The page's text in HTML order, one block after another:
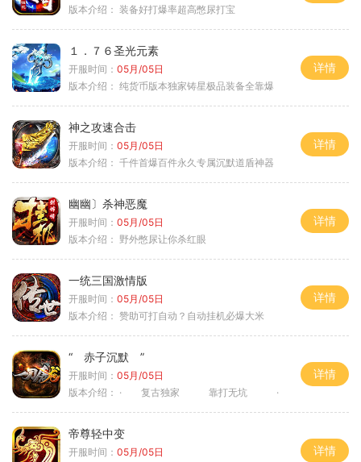
版本介绍： 装备好打爆率超高憋尿打宝
１．７６圣光元素
开服时间： 05月/05日
版本介绍： 纯货币版本独家铸星极品装备全靠爆
详情
神之攻速合击
开服时间： 05月/05日
版本介绍： 千件首爆百件永久专属沉默道盾神器
详情
幽幽〕杀神恶魔
开服时间： 05月/05日
版本介绍： 野外憋尿让你杀红眼
详情
一统三国激情版
开服时间： 05月/05日
版本介绍： 赞助可打自动？自动挂机必爆大米
详情
“ 赤子沉默 ”
开服时间： 05月/05日
版本介绍： · 复古独家 靠打无坑 ·
详情
帝尊轻中变
开服时间： 05月/05日
详情